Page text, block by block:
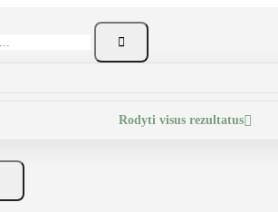

Rodyti visus rezultatus